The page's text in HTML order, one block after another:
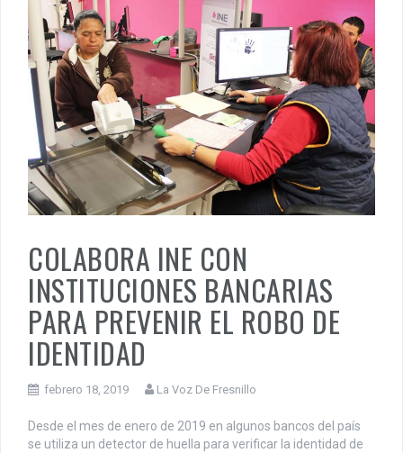
COLABORA INE CON
INSTITUCIONES BANCARIAS
PARA PREVENIR EL ROBO DE
IDENTIDAD
febrero 18, 2019 La Voz De Fresnillo
Desde el mes de enero de 2019 en algunos bancos del país
se utiliza un detector de huella para verificar la identidad de